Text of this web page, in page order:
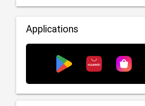
Applications